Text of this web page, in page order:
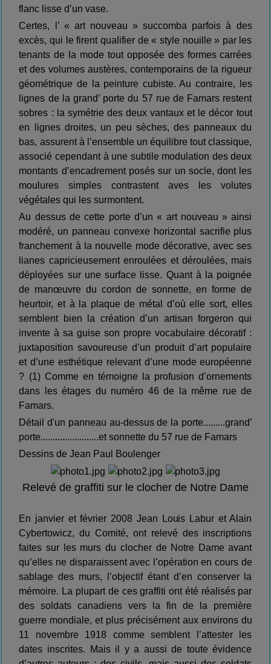
flanc lisse d’un vase.
Certes, l’ « art nouveau » succomba parfois à des
excès, qui le firent qualifier de « style nouille » par les
tenants de la mode tout opposée des formes carrées
et des volumes austères, contemporains de la rigueur
géométrique de la peinture cubiste. Au contraire, les
lignes de la grand’ porte du 57 rue de Famars restent
sobres : la symétrie des deux vantaux et le décor tout
en lignes droites, un peu sèches, des panneaux du
bas, assurent à l’ensemble un équilibre tout classique,
associé cependant à une subtile modulation des deux
montants d’encadrement posés sur un socle, dont les
moulures simples contrastent aves les volutes
végétales qui les surmontent.
Au dessus de cette porte d’un « art nouveau » ainsi
modéré, un panneau convexe horizontal sacrifie plus
franchement à la nouvelle mode décorative, avec ses
lianes capricieusement enroulées et déroulées, mais
déployées sur une surface lisse. Quant à la poignée
de manœuvre du cordon de sonnette, en forme de
heurtoir, et à la plaque de métal d’où elle sort, elles
semblent bien la création d’un artisan forgeron qui
invente à sa guise son propre vocabulaire décoratif :
juxtaposition savoureuse d’un produit d’art populaire
et d’une esthétique relevant d’une mode européenne
? (1) Comme en témoigne la profusion d’ornements
dans les étages du numéro 46 de la même rue de
Famars.
Détail d'un panneau au-dessus de la porte.........grand’
porte........................et sonnette du 57 rue de Famars
Dessins de Jean Paul Boulenger
Relevé de graffiti sur le clocher de Notre Dame
En janvier et février 2008 Jean Louis Labur et Alain
Cybertowicz, du Comité, ont relevé des inscriptions
faites sur les murs du clocher de Notre Dame avant
qu’elles ne disparaissent avec l’opération en cours de
sablage des murs, l’objectif étant d’en conserver la
mémoire. La plupart de ces graffiti ont été réalisés par
des soldats canadiens vers la fin de la première
guerre mondiale, et plus précisément aux environs du
11 novembre 1918 comme semblent l’attester les
dates inscrites. Mais il y a aussi de toute évidence